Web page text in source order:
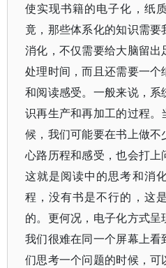
使实现书籍的电子化，纸
竟，那些体系化的知识需
消化，不仅需要给大脑留
处理时间，而且还需要一
和阅读感受。一般来说，
识再生产和再加工的过程
候，我们可能要在书上做
心路历程和感受，也会打上
这就是阅读中的思考和消
程，没有书是不行的，这
的。更何况，电子化方式呈
我们很难在同一个屏幕上
们思考一个问题的时候，